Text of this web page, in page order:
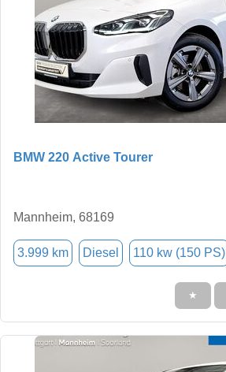
BMW 220 Active Tourer
Mannheim, 68169
3.999 km Diesel 110 kw (150 PS)
★